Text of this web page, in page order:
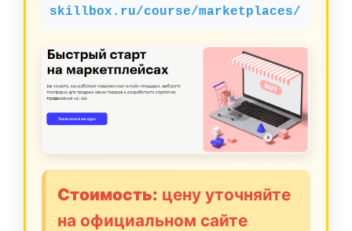
skillbox.ru/course/marketplaces/
Стоимость: цену уточняйте
на официальном сайте